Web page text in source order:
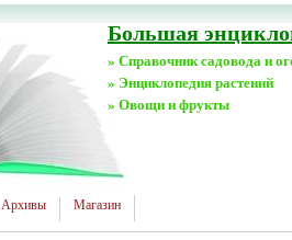
Большая
» Справочник садовода и
» Энциклопедия растений
» Овощи и фрукты
Архивы Магазин